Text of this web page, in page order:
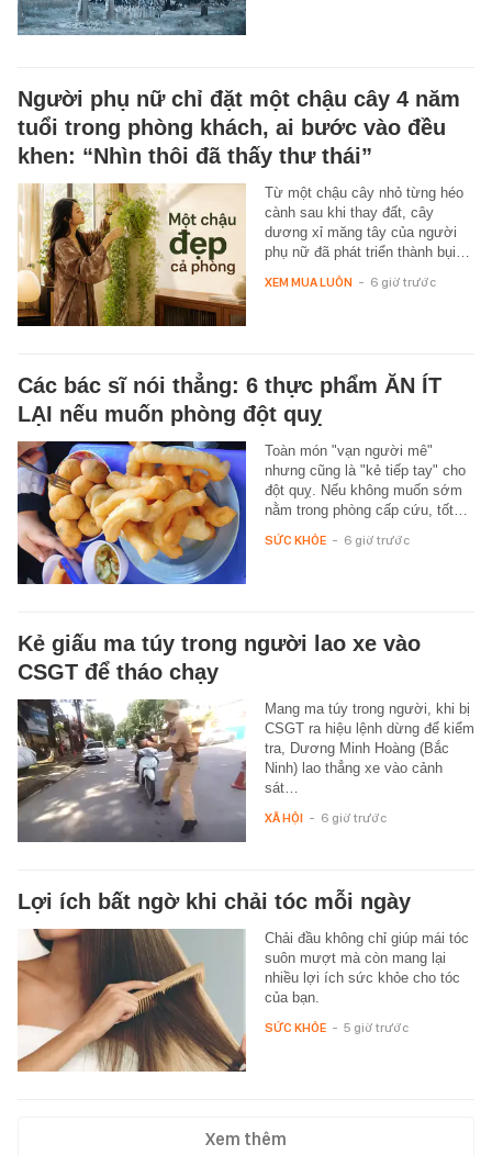
Người phụ nữ chỉ đặt một chậu cây 4 năm
tuổi trong phòng khách, ai bước vào đều
khen: “Nhìn thôi đã thấy thư thái”
Từ một chậu cây nhỏ từng héo
cành sau khi thay đất, cây
dương xỉ măng tây của người
phụ nữ đã phát triển thành bụi…
XEM MUA LUÔN - 6 giờ trước
Các bác sĩ nói thẳng: 6 thực phẩm ĂN ÍT
LẠI nếu muốn phòng đột quỵ
Toàn món "vạn người mê"
nhưng cũng là "kẻ tiếp tay" cho
đột quỵ. Nếu không muốn sớm
nằm trong phòng cấp cứu, tốt…
SỨC KHỎE - 6 giờ trước
Kẻ giấu ma túy trong người lao xe vào
CSGT để tháo chạy
Mang ma túy trong người, khi bị
CSGT ra hiệu lệnh dừng để kiểm
tra, Dương Minh Hoàng (Bắc
Ninh) lao thẳng xe vào cảnh
sát…
XÃ HỘI - 6 giờ trước
Lợi ích bất ngờ khi chải tóc mỗi ngày
Chải đầu không chỉ giúp mái tóc
suôn mượt mà còn mang lại
nhiều lợi ích sức khỏe cho tóc
của bạn.
SỨC KHỎE - 5 giờ trước
Xem thêm